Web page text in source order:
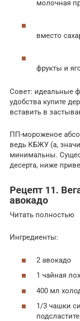
молочная
вместо
фрукты и
Совет: идеальные
удобства купите
вставить в
ПП-мороженое
ведь КБЖУ (а,
минимальны.
десерта, ниже
Рецепт 11.
авокадо
Читать полностью
Ингредиенты:
2 авокадо
1 чайная
400 мл
1/3 чашки